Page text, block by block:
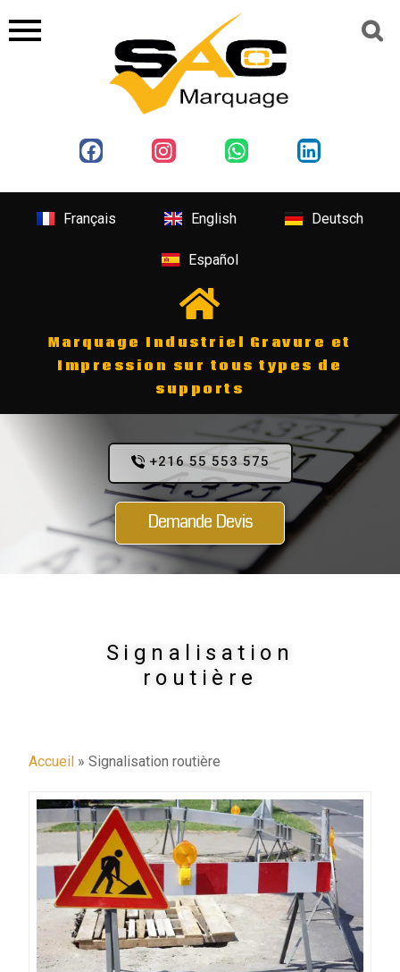
Français English Deutsch
Español
Marquage Industriel Gravure et
Impression sur tous types de
supports
+216 55 553 575
Demande Devis
Signalisation
routière
Accueil »Signalisation routière